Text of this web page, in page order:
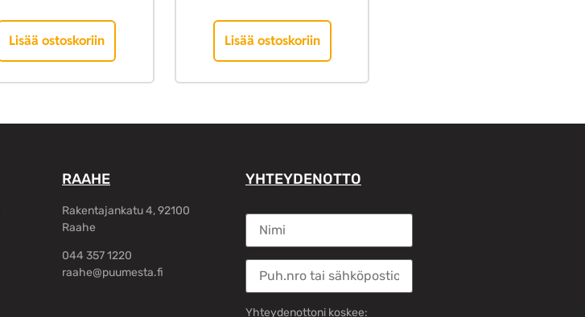
Lisää ostoskoriin Lisää ostoskoriin
RAAHE
Rakentajankatu 4, 92100
Raahe
044 357 1220
raahe@puumesta.fi
YHTEYDENOTTO
Yhteydenottoni koskee: